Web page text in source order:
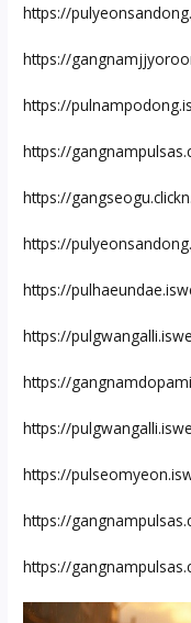
https://
https://
https://
https://
https://
https://
https://
https://
https://
https://
https://
https://
https://